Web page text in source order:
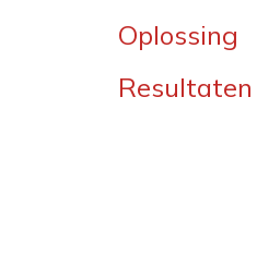
Oplossing
Resultaten